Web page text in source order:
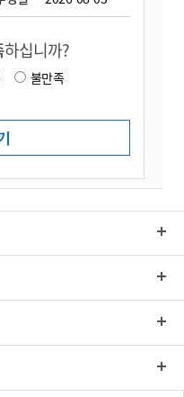
하십니까?
불만족